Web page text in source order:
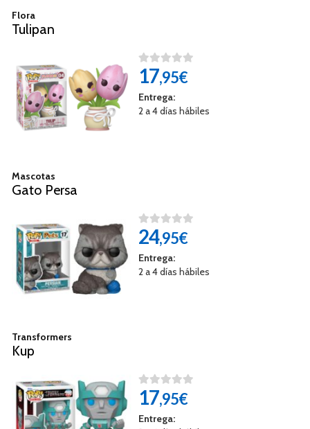
Flora
Tulipan
17,95€
Entrega:
2 a 4 días hábiles
Mascotas
Gato Persa
24,95€
Entrega:
2 a 4 días hábiles
Transformers
Kup
17,95€
Entrega: